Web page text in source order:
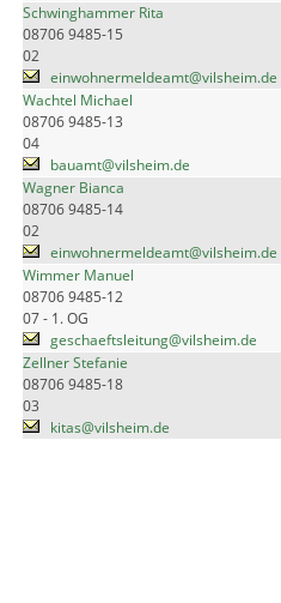
Schwinghammer Rita
08706 9485-15
02
einwohnermeldeamt@vilsheim.de
Wachtel Michael
08706 9485-13
04
bauamt@vilsheim.de
Wagner Bianca
08706 9485-14
02
einwohnermeldeamt@vilsheim.de
Wimmer Manuel
08706 9485-12
07 - 1. OG
geschaeftsleitung@vilsheim.de
Zellner Stefanie
08706 9485-18
03
kitas@vilsheim.de